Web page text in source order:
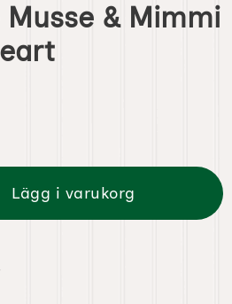
& Mimmi
Jul - Musse & Mimmi real
Lägg i varukorg